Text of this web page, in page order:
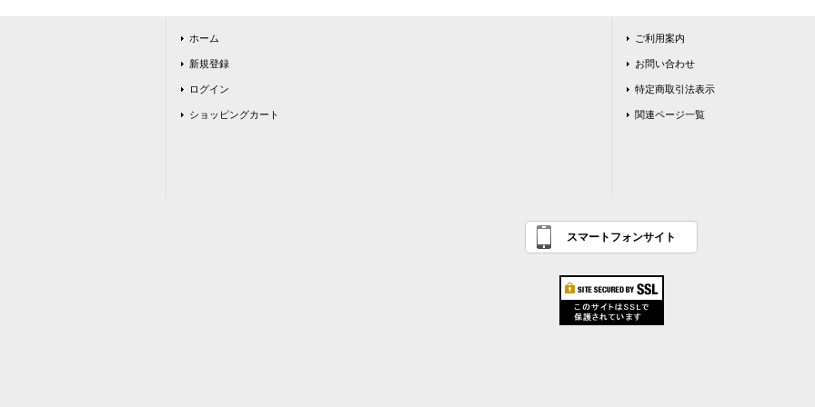
ホーム
新規登録
ログイン
ショッピングカート
ご利用案内
お問い合わせ
特定商取引法表示
関連ページ一覧
スマートフォンサイト